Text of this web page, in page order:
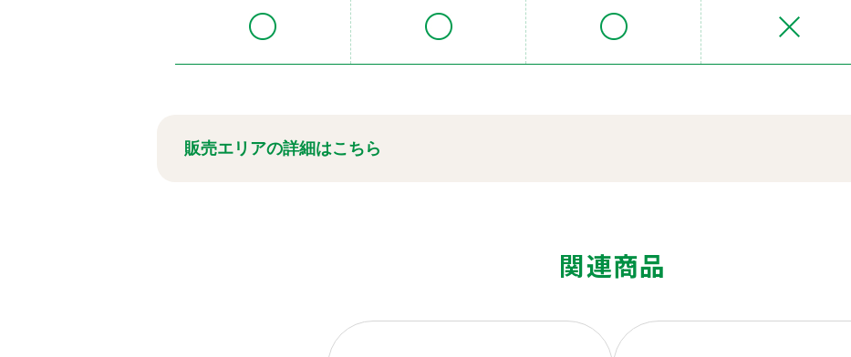
販売エリアの詳細はこちら
関連商品